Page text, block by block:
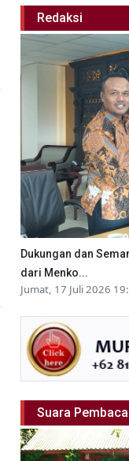
Redaksi
Dukungan dan
dari Menko...
Jumat, 17 Juli 2026
Suara